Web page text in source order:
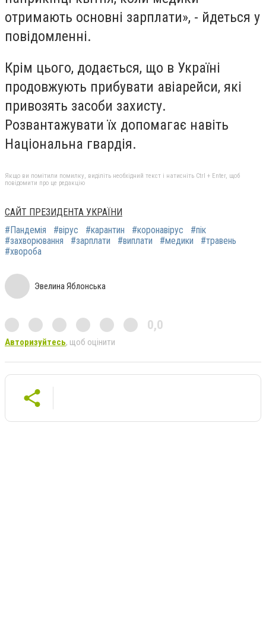
отримають основні зарплати», - йдеться у
повідомленні.
Крім цього, додається, що в Україні
продовжують прибувати авіарейси, які
привозять засоби захисту.
Розвантажувати їх допомагає навіть
Національна гвардія.
Якщо ви помітили помилку, виділіть необхідний текст і натисніть Ctrl + Enter, щоб
повідомити про це редакцію
САЙТ ПРЕЗИДЕНТА УКРАЇНИ
#Пандемія
#вірус #карантин #коронавірус
#пік
#захворювання
#зарплати #виплати #медики
#травень
#хвороба
Эвелина Яблонська
0,0
Авторизуйтесь, щоб оцінити